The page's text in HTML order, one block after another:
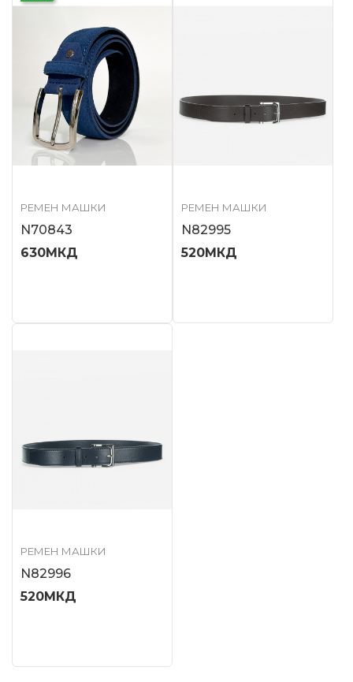
РЕМЕН МАШКИ
N70843
630МКД
РЕМЕН МАШКИ
N82995
520МКД
РЕМЕН МАШКИ
N82996
520МКД